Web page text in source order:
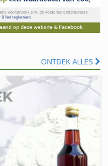
ONTDEK ALLES